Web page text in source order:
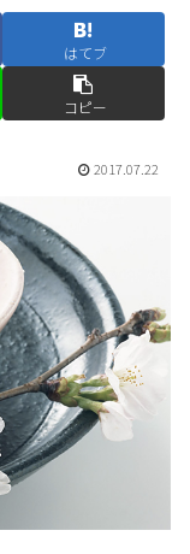
はてブ
コピー
2017.07.22